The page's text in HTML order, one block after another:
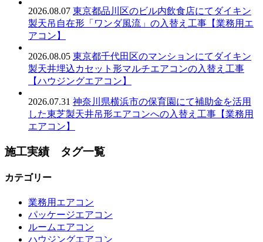
2026.08.07 東京都品川区のビル内飲食店にてダイキン
製天吊自在形「ワンダ風流」の入替え工事【業務用エ
アコン】
2026.08.05 東京都千代田区のマンションにてダイキン
製天井埋込カセット形マルチエアコンの入替え工事
【ハウジングエアコン】
2026.07.31 神奈川県横浜市の保育園にて補助金を活用
した東芝製天井吊形エアコンへの入替え工事【業務用
エアコン】
施工実績 タグ一覧
カテゴリー
業務用エアコン
パッケージエアコン
ルームエアコン
ハウジングエアコン